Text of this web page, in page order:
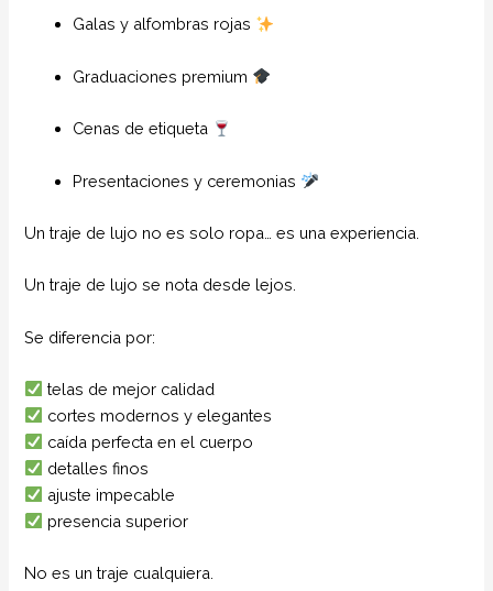
Galas y alfombras rojas
Graduaciones premium
Cenas de etiqueta
Presentaciones y ceremonias
Un traje de lujo no es solo ropa… es una experiencia.
Un traje de lujo se nota desde lejos.
Se diferencia por:
telas de mejor calidad
cortes modernos y elegantes
caída perfecta en el cuerpo
detalles finos
ajuste impecable
presencia superior
No es un traje cualquiera.